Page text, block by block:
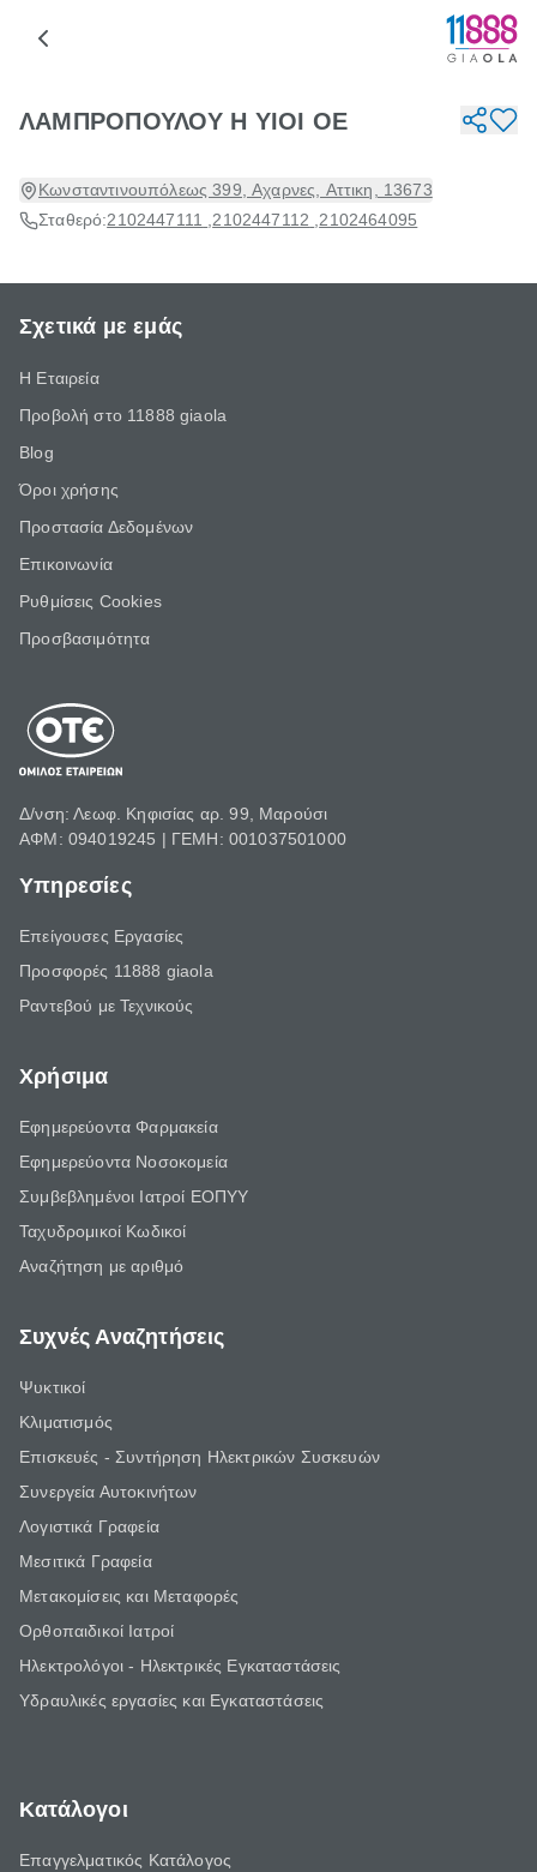
ΛΑΜΠΡΟΠΟΥΛΟΥ Η ΥΙΟΙ ΟΕ
Κωνσταντινουπόλεως 399, Αχαρνες, Αττικη, 13673
Σταθερό:2102447111 2102447112 2102464095
Σχετικά με εμάς
Η Εταιρεία
Προβολή στο 11888 giaola
Blog
Όροι χρήσης
Προστασία Δεδομένων
Επικοινωνία
Ρυθμίσεις Cookies
Προσβασιμότητα
Δ/νση: Λεωφ. Κηφισίας αρ. 99, Μαρούσι
ΑΦΜ: 094019245 | ΓΕΜΗ: 001037501000
Υπηρεσίες
Επείγουσες Εργασίες
Προσφορές 11888 giaola
Ραντεβού με Τεχνικούς
Χρήσιμα
Εφημερεύοντα Φαρμακεία
Εφημερεύοντα Νοσοκομεία
Συμβεβλημένοι Ιατροί ΕΟΠΥΥ
Ταχυδρομικοί Κωδικοί
Αναζήτηση με αριθμό
Συχνές Αναζητήσεις
Ψυκτικοί
Κλιματισμός
Επισκευές - Συντήρηση Ηλεκτρικών Συσκευών
Συνεργεία Αυτοκινήτων
Λογιστικά Γραφεία
Μεσιτικά Γραφεία
Μετακομίσεις και Μεταφορές
Ορθοπαιδικοί Ιατροί
Ηλεκτρολόγοι - Ηλεκτρικές Εγκαταστάσεις
Υδραυλικές εργασίες και Εγκαταστάσεις
Κατάλογοι
Επαγγελματικός Κατάλογος